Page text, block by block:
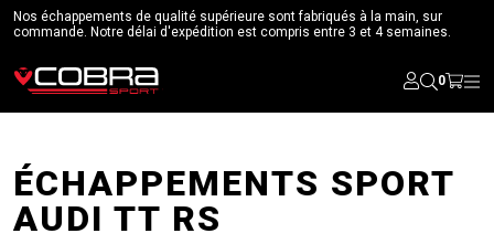
Nos échappements de qualité supérieure sont fabriqués à la main, sur
commande. Notre délai d'expédition est compris entre 3 et 4 semaines.
0
ÉCHAPPEMENTS SPORT
AUDI TT RS